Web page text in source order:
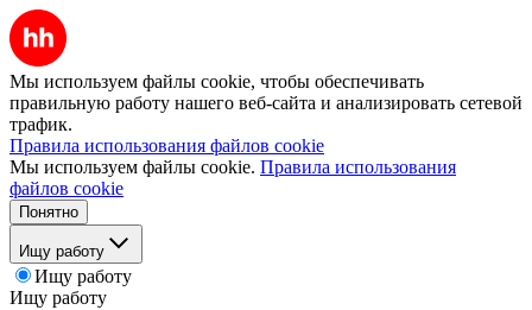
Мы используем файлы cookie, чтобы обеспечивать
правильную работу нашего веб-сайта и анализировать сетевой
трафик.
Правила использования файлов cookie
Мы используем файлы cookie. Правила использования
файлов cookie
Понятно
Ищу работу
Ищу работу
Ищу работу